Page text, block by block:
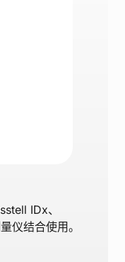
IDx、
仪结合使用。